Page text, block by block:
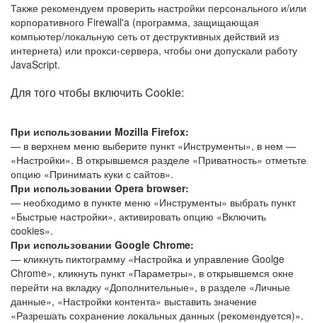
Также рекомендуем проверить настройки персонального и/или
корпоративного Firewall'a (программа, защищающая
компьютер/локальную сеть от деструктивных действий из
интернета) или прокси-сервера, чтобы они допускали работу
JavaScript.
Для того чтобы включить Cookie:
При использовании Mozilla Firefox:
— в верхнем меню выберите пункт «Инструменты», в нем —
«Настройки». В открывшемся разделе «Приватность» отметьте
опцию «Принимать куки с сайтов».
При использовании Opera browser:
— необходимо в пункте меню «Инструменты» выбрать пункт
«Быстрые настройки», активировать опцию «Включить
cookies».
При использовании Google Chrome:
— кликнуть пиктограмму «Настройка и управление Goolge
Chrome», кликнуть пункт «Параметры», в открывшемся окне
перейти на вкладку «Дополнительные», в разделе «Личные
данные», «Настройки контента» выставить значение
«Разрешать сохранение локальных данных (рекомендуется)».